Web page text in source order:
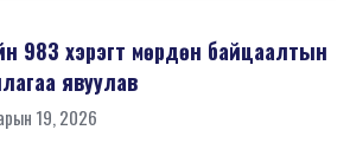
983 хэрэгт мөрдөн байцаалтын
явуулав
19, 2026